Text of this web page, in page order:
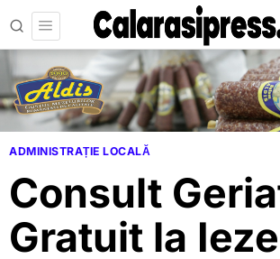
ADMINISTRAȚIE LOCALĂ
Consult
Gratuit la